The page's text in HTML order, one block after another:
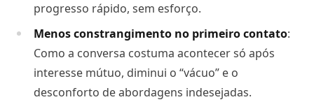
progresso rápido, sem esforço.
Menos constrangimento no primeiro contato:
Como a conversa costuma acontecer só após
interesse mútuo, diminui o “vácuo” e o
desconforto de abordagens indesejadas.